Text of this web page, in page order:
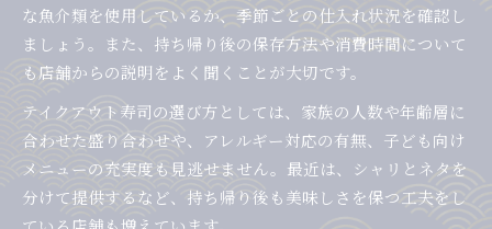
な魚介類を使用しているか、季節ごとの仕入れ状況を確認し
ましょう。また、持ち帰り後の保存方法や消費時間について
も店舗からの説明をよく聞くことが大切です。
テイクアウト寿司の選び方としては、家族の人数や年齢層に
合わせた盛り合わせや、アレルギー対応の有無、子ども向け
メニューの充実度も見逃せません。最近は、シャリとネタを
分けて提供するなど、持ち帰り後も美味しさを保つ工夫をし